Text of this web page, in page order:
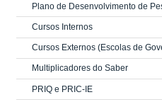
Plano de Desenvolvimento de
Cursos Internos
Cursos Externos (Escolas de
Multiplicadores do Saber
PRIQ e PRIC-IE